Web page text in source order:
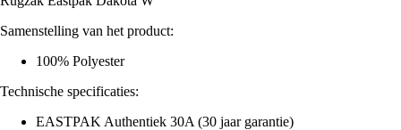
Samenstelling van het product:
100% Polyester
Technische specificaties:
EASTPAK Authentiek 30A (30 jaar garantie)